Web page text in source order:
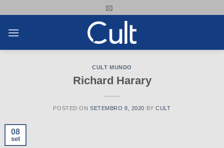
content
CULT MUNDO
Richard Harary
POSTED ONSETEMBRO 8, 2020 BYCULT
08
set